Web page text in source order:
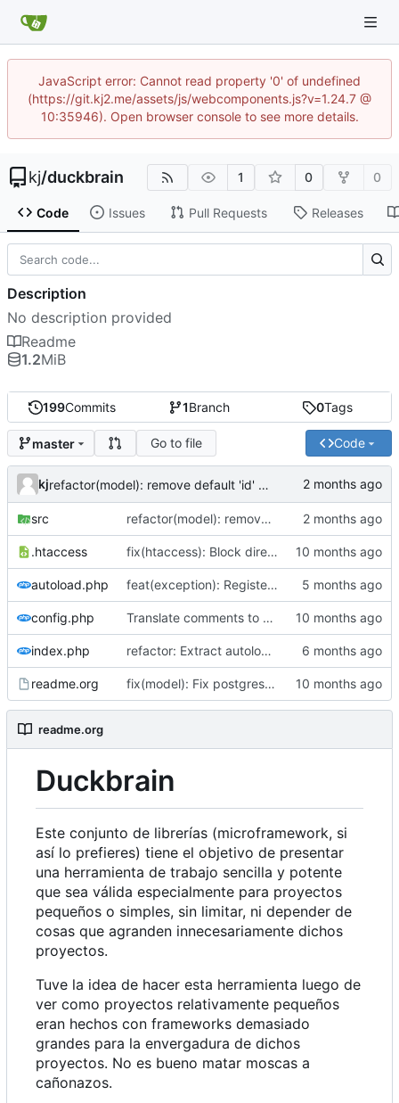
JavaScript error: Cannot read property '0' of undefined
(https://git.kj2.me/assets/js/webcomponents.js?v=1.24.7 @
10:35946). Open browser console to see more details.
kj/duckbrain 1 0 0
Code Issues Pull Requests Releases
199Commits 1Branch 0Tags
master Go to file Code
kj refactor(model): remove default 'id' from dbIgnoreSave list
src refactor(model): remove default 'id' from dbIgnoreSave list
.htaccess fix(htaccess): Block direct access to vendor and src folders
autoload.php feat(exception): Register global exception handler
config.php Translate comments to English
index.php refactor: Extract autoloader to dedicated file
readme.org fix(model): Fix postgresql search.
readme.org
Duckbrain
Este conjunto de librerías (microframework, si
así lo prefieres) tiene el objetivo de presentar
una herramienta de trabajo sencilla y potente
que sea válida especialmente para proyectos
pequeños o simples, sin limitar, ni depender de
cosas que agranden innecesariamente dichos
proyectos.
Tuve la idea de hacer esta herramienta luego de
ver como proyectos relativamente pequeños
eran hechos con frameworks demasiado
grandes para la envergadura de dichos
proyectos. No es bueno matar moscas a
cañonazos.
Description
No description provided
Readme
1.2MiB